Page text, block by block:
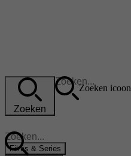
Zoeken
Zoeken icoon
Films & Series